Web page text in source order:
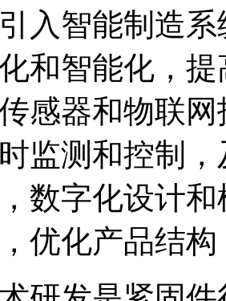
入智能制造
和智能化，
感器和物联
监测和控制
数字化设计
优化产品结